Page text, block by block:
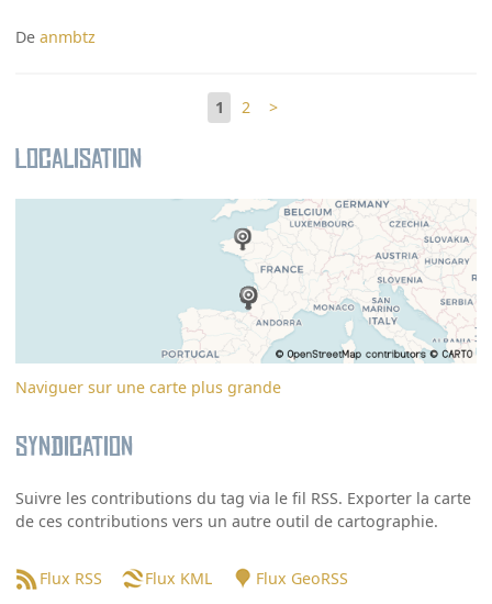
Deanmbtz
1 2 >
Localisation
Naviguer sur une carte plus grande
Syndication
Suivre les contributions du tag via le fil RSS. Exporter la carte
de ces contributions vers un autre outil de cartographie.
Flux RSS Flux KML Flux GeoRSS